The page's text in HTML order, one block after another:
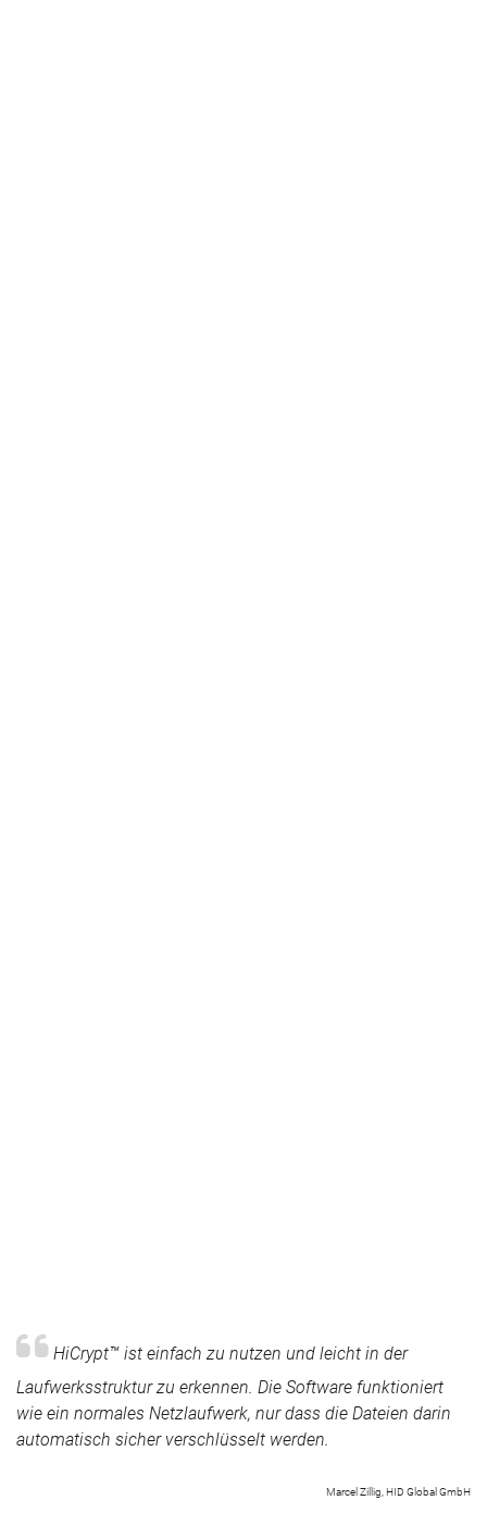
HiCrypt™ ist einfach zu nutzen und leicht in der
Laufwerksstruktur zu erkennen. Die Software funktioniert
wie ein normales Netzlaufwerk, nur dass die Dateien darin
automatisch sicher verschlüsselt werden.
Marcel Zillig, HID Global GmbH